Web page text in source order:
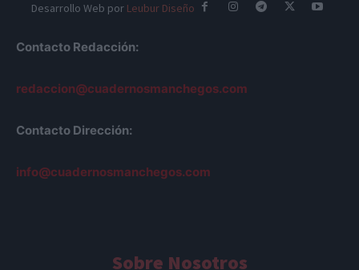
Desarrollo Web por Leubur Diseño
Contacto Redacción:
redaccion@cuadernosmanchegos.com
Contacto Dirección:
info@cuadernosmanchegos.com
Sobre Nosotros